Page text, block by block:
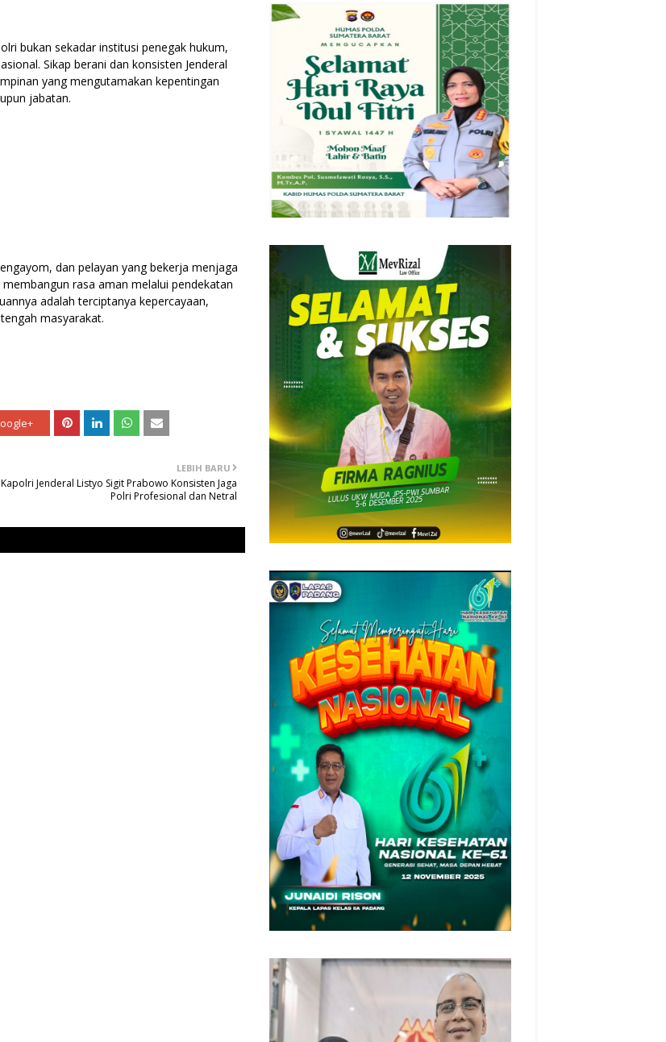
bukan sekadar institusi penegak hukum,
Sikap berani dan konsisten Jenderal
yang mengutamakan kepentingan
jabatan.
dan pelayan yang bekerja menjaga
rasa aman melalui pendekatan
adalah terciptanya kepercayaan,
masyarakat.
LEBIH BARU
Kapolri Jenderal Listyo Sigit Prabowo Konsisten Jaga
Polri Profesional dan Netral